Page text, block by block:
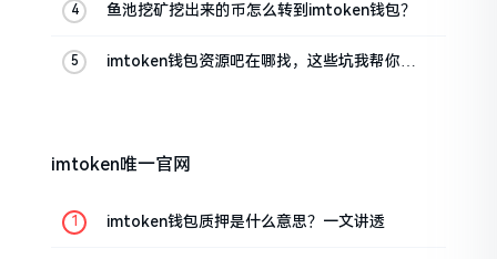
鱼池挖矿挖出来的币怎么转到imtoken钱包？
imtoken钱包资源吧在哪找，这些坑我帮你趟
imtoken唯一官网
imtoken钱包质押是什么意思？一文讲透